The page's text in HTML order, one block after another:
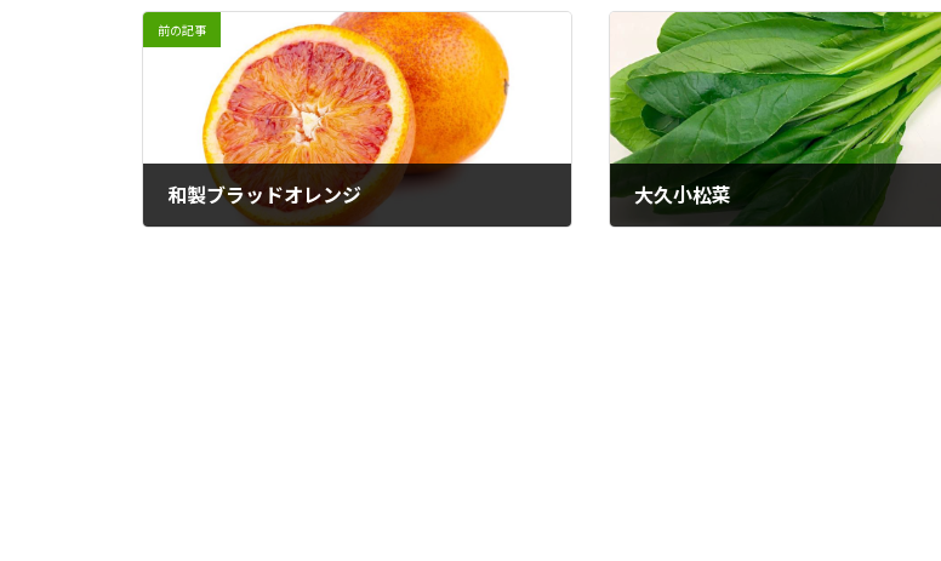
前の記事
和製ブラッドオレンジ 大久小松菜